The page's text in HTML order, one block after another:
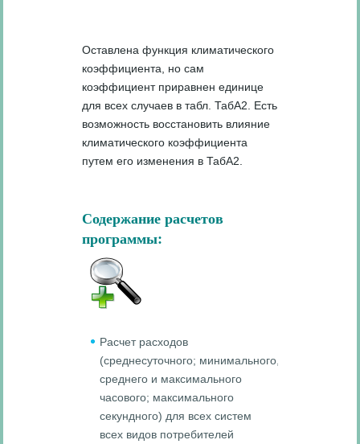
Оставлена функция климатического
коэффициента, но сам
коэффициент приравнен единице
для всех случаев в табл. ТабА2. Есть
возможность восстановить влияние
климатического коэффициента
путем его изменения в ТабА2.
Содержание расчетов
программы:
Расчет расходов
(среднесуточного; минимального,
среднего и максимального
часового; максимального
секундного) для всех систем
всех видов потребителей